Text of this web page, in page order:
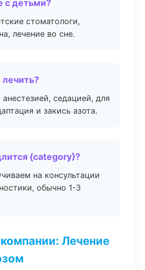
с детьми?
стоматологи,
лечение во сне.
седацией, для
и закись азота.
{category}?
на консультации
обычно 1-3
Лечение